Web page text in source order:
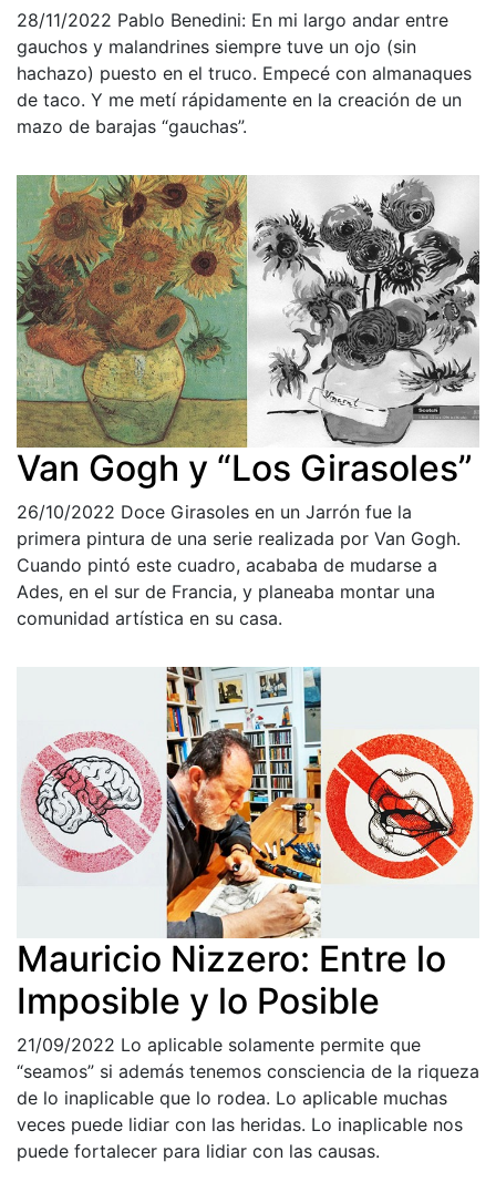
28/11/2022 Pablo Benedini: En mi largo andar entre
gauchos y malandrines siempre tuve un ojo (sin
hachazo) puesto en el truco. Empecé con almanaques
de taco. Y me metí rápidamente en la creación de un
mazo de barajas “gauchas”.
Van Gogh y “Los Girasoles”
26/10/2022 Doce Girasoles en un Jarrón fue la
primera pintura de una serie realizada por Van Gogh.
Cuando pintó este cuadro, acababa de mudarse a
Ades, en el sur de Francia, y planeaba montar una
comunidad artística en su casa.
Mauricio Nizzero: Entre lo
Imposible y lo Posible
21/09/2022 Lo aplicable solamente permite que
“seamos” si además tenemos consciencia de la riqueza
de lo inaplicable que lo rodea. Lo aplicable muchas
veces puede lidiar con las heridas. Lo inaplicable nos
puede fortalecer para lidiar con las causas.